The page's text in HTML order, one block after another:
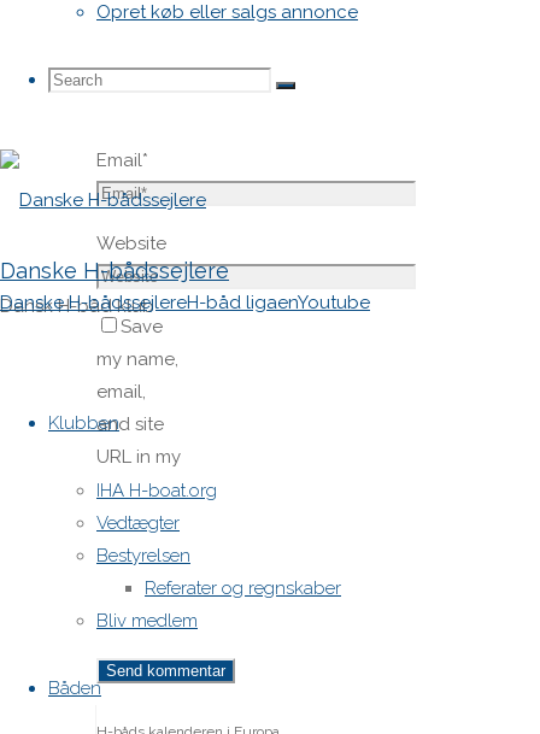
Opret køb eller salgs annonce
Search
Search
Search
Danske H-bådssejlere
Dansk H-båd klub
Danske H-bådssejlereH-båd ligaenYoutube
Klubben
IHA H-boat.org
Vedtægter
Bestyrelsen
Referater og regnskaber
Bliv medlem
Båden
Name*
Email*
Website
Save
my name,
email,
and site
URL in my
browser
for next
time I
post a
comment.